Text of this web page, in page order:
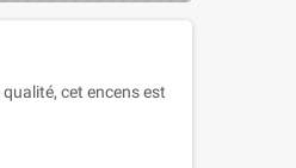
cet encens est